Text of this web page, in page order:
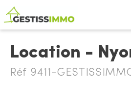
Location -
Réf 9411-